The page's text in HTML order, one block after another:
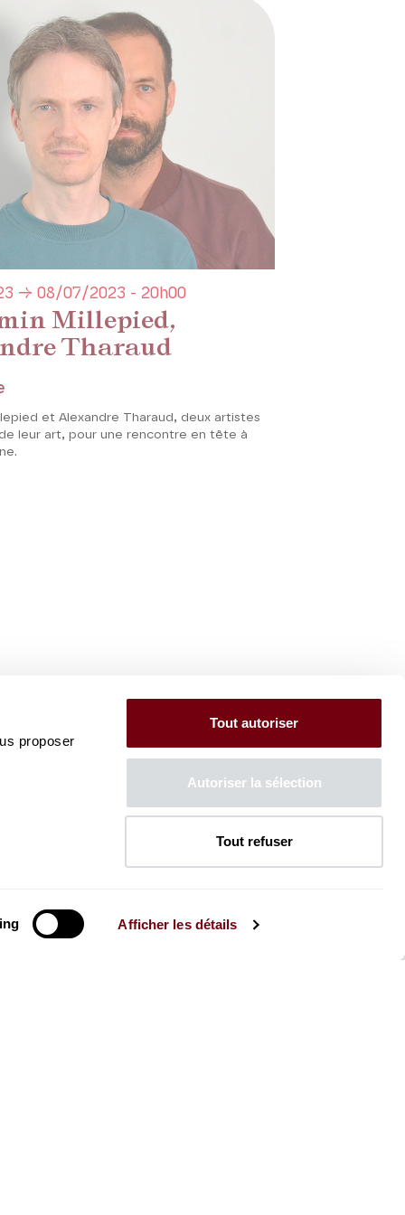
proposer
Afficher les détails
Tout autoriser
Autoriser la sélection
Tout refuser
Millepied,
Tharaud
→ 08/07/2023 - 20h00
et Alexandre Tharaud, deux artistes
leur art, pour une rencontre en tête à